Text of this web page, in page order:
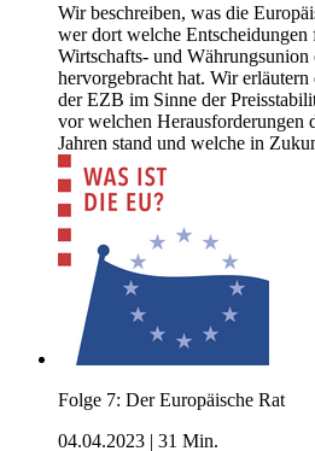
Wir beschreiben, was die
wer dort welche
Wirtschafts- und
hervorgebracht hat. Wir
der EZB im Sinne der
vor welchen Herausforderungen
Jahren stand und welche in
Folge 7: Der Europäische Rat
04.04.2023 | 31 Min.